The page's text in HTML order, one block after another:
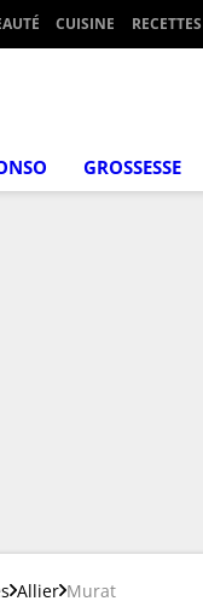
CUISINE RECETTES
GROSSESSE
Allier Murat